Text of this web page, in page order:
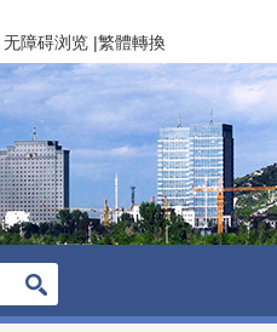
无障碍浏览 |繁體轉換